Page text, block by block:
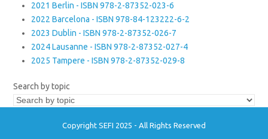
2021 Berlin - ISBN 978-2-87352-023-6
2022 Barcelona - ISBN 978-84-123222-6-2
2023 Dublin - ISBN 978-2-87352-026-7
2024 Lausanne - ISBN 978-2-87352-027-4
2025 Tampere - ISBN 978-2-87352-029-8
Search by topic
Copyright SEFI 2025 - All Rights Reserved